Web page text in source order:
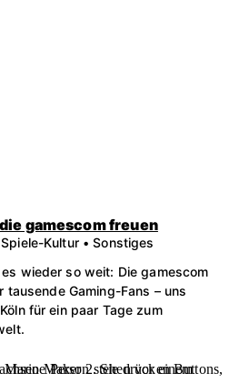
gamescom freuen
Kultur • Sonstiges
wieder so weit: Die gamescom
tausende Gaming-Fans – uns
für ein paar Tage zum